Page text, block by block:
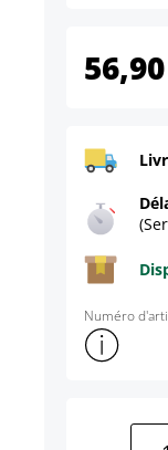
Numéro
Afficher